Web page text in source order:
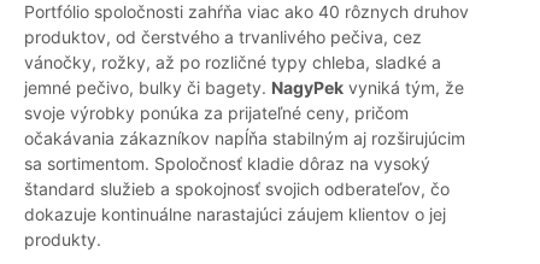
Portfólio spoločnosti zahŕňa viac ako 40 rôznych druhov
produktov, od čerstvého a trvanlivého pečiva, cez
vánočky, rožky, až po rozličné typy chleba, sladké a
jemné pečivo, bulky či bagety. NagyPek vyniká tým, že
svoje výrobky ponúka za prijateľné ceny, pričom
očakávania zákazníkov napĺňa stabilným aj rozširujúcim
sa sortimentom. Spoločnosť kladie dôraz na vysoký
štandard služieb a spokojnosť svojich odberateľov, čo
dokazuje kontinuálne narastajúci záujem klientov o jej
produkty.